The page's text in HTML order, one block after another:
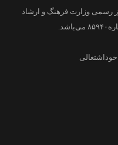
رسمی وزارت فرهنگ و ارشاد